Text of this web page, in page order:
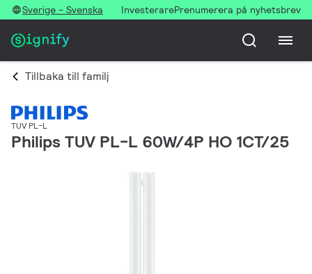
Sverige - Svenska InvesterarePrenumerera på nyhetsbrev
Tillbaka till familj
TUV PL-L
Philips TUV PL-L 60W/4P HO 1CT/25